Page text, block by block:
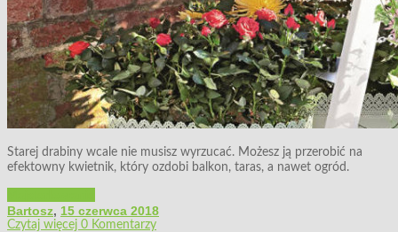
Starej drabiny wcale nie musisz wyrzucać. Możesz ją przerobić na
efektowny kwietnik, który ozdobi balkon, taras, a nawet ogród.
Bartosz, 15 czerwca 2018
Czytaj więcej 0 Komentarzy